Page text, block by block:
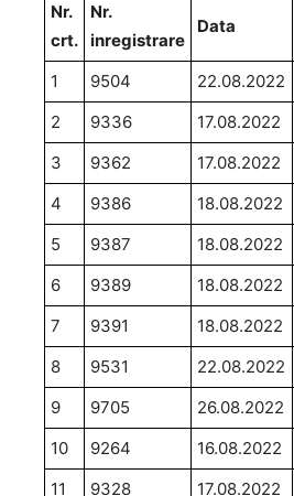
Nr.
crt.
Nr.
inregistrare
Data
1 9504 22.08.2022
2
9336 17.08.2022
3
9362 17.08.2022
4
9386 18.08.2022
5
9387 18.08.2022
6
9389 18.08.2022
7
9391 18.08.2022
8
9531 22.08.2022
9
9705 26.08.2022
10
9264 16.08.2022
11
9328 17.08.2022